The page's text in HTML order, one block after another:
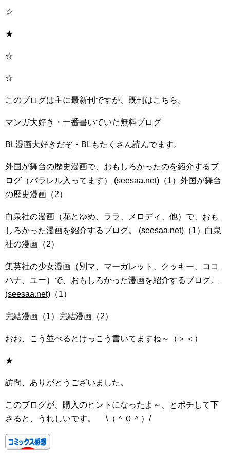
☆
★
☆
☆
このブログは主に最新刊ですが、既刊はこちら。
マンガ大好き・ 一番書いていた無料ブログ
BL漫画大好きだぞ・ BLもたくさん読んでます。
外国が舞台の歴史漫画で、おもしろかったのを紹介するブ
ログ（パラレル入ってます） (seesaa.net) （1） 外国が舞台
の歴史漫画 （2）
白泉社の漫画（花とゆめ、ララ、メロディ、他）で、おも
しろかった漫画を紹介するブログ。 (seesaa.net) （1） 白泉
社の漫画 （2）
集英社の少女漫画（別マ、マーガレット、クッキー、ココ
ハナ、ユー）で、おもしろかった漫画を紹介するブログ。
(seesaa.net) （1）
完結漫画 （1） 完結漫画 （2）
おお、こう並べるとけっこう書いてますね～（＞＜）
★
訪問、ありがとうございました。
このブログが、購入のヒントになったよ～、とポチして下
さると、うれしいです。 \（＾０＾）/